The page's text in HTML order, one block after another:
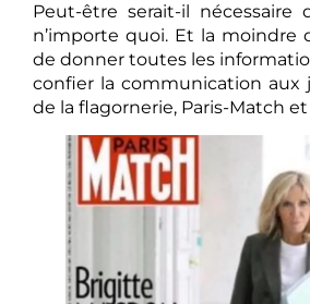
Peut-être serait-il nécessaire
n’importe quoi. Et la moindre
de donner toutes les
confier la communication aux
de la flagornerie, Paris-Match et